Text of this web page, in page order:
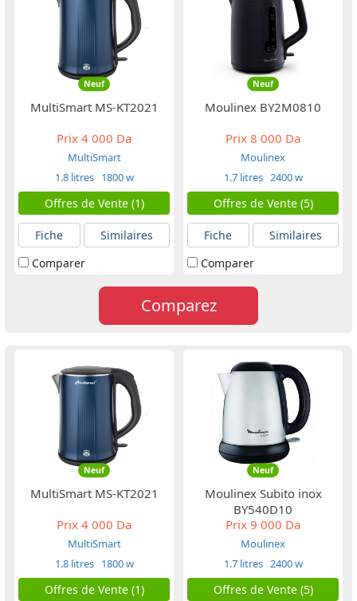
Neuf
MultiSmart MS-KT2021
Prix 4 000 Da
MultiSmart
1.8 litres 1800 w
Offres de Vente (1)
Fiche
Similaires
Comparer
Neuf
Moulinex BY2M0810
Prix 8 000 Da
Moulinex
1.7 litres 2400 w
Offres de Vente (5)
Fiche
Similaires
Comparer
Comparez
Neuf
MultiSmart MS-KT2021
Prix 4 000 Da
MultiSmart
1.8 litres 1800 w
Offres de Vente (1)
Neuf
Moulinex Subito inox
BY540D10
Prix 9 000 Da
Moulinex
1.7 litres 2400 w
Offres de Vente (5)